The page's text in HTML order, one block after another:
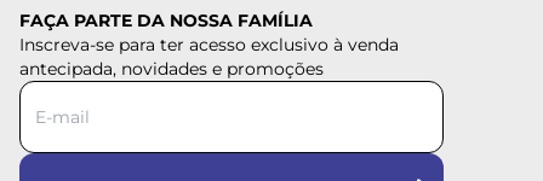
FAÇA PARTE DA NOSSA FAMÍLIA
Inscreva-se para ter acesso exclusivo à venda
antecipada, novidades e promoções